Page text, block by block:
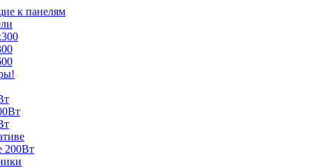
к панелям
200Вт